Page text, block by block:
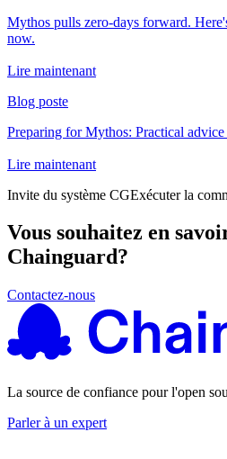
Mythos pulls zero-days forward.
now.
Lire maintenant
Blog poste
Preparing for Mythos: Practical
Lire maintenant
Invite du système CGExécuter la
Vous souhaitez en
Chainguard?
Contactez-nous
La source de confiance pour l'open
Parler à un expert